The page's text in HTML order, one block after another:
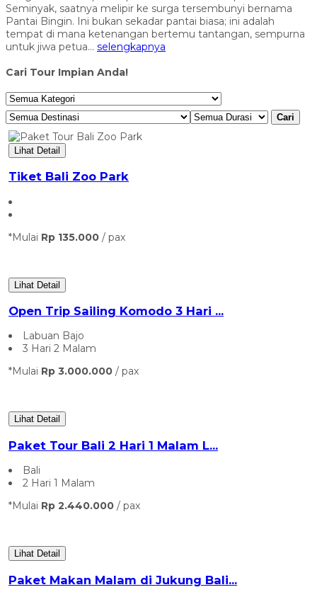
Seminyak, saatnya melipir ke surga tersembunyi bernama
Pantai Bingin. Ini bukan sekadar pantai biasa; ini adalah
tempat di mana ketenangan bertemu tantangan, sempurna
untuk jiwa petua... selengkapnya
Cari Tour Impian Anda!
Cari
Lihat Detail
Tiket Bali Zoo Park
*Mulai Rp 135.000 / pax
Lihat Detail
Open Trip Sailing Komodo 3 Hari ...
Labuan Bajo
3 Hari 2 Malam
*Mulai Rp 3.000.000 / pax
Lihat Detail
Paket Tour Bali 2 Hari 1 Malam L...
Bali
2 Hari 1 Malam
*Mulai Rp 2.440.000 / pax
Lihat Detail
Paket Makan Malam di Jukung Bali...